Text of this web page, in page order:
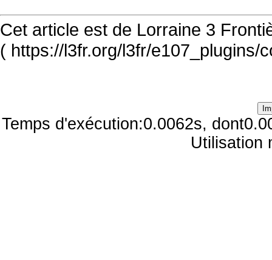
Cet article est de Lorraine 3
( https://l3fr.org/l3fr/e107_plugins/
Temps d'exécution:0.0062s,
Utilisation